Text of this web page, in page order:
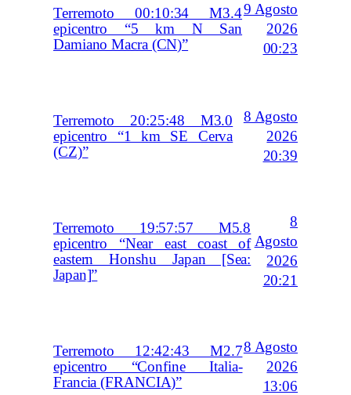
Terremoto 00:10:34 M3.4
epicentro “5 km N San
Damiano Macra (CN)”
9 Agosto
2026
00:23
Terremoto 20:25:48 M3.0
epicentro “1 km SE Cerva
(CZ)”
8 Agosto
2026
20:39
Terremoto 19:57:57 M5.8
epicentro “Near east coast of
eastern Honshu Japan [Sea:
Japan]”
8
Agosto
2026
20:21
Terremoto 12:42:43 M2.7
epicentro “Confine Italia-
Francia (FRANCIA)”
8 Agosto
2026
13:06